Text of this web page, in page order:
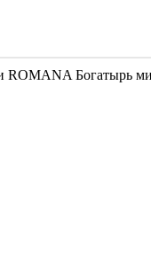
ROMANA Богатырь